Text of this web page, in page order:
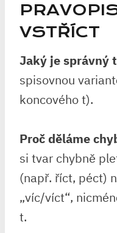
VSTŘÍCT
Jaký je správný
spisovnou
koncového t).
Proč děláme
si tvar chybně
(např. říct, péct)
„víc/víct“,
t.